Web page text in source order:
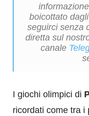
boicottato
seguirci senza
diretta sul
canale
I giochi olimpici di
ricordati come tra i